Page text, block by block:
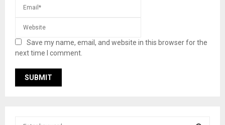
Save my name, email, and website in this browser for the
next time I comment.